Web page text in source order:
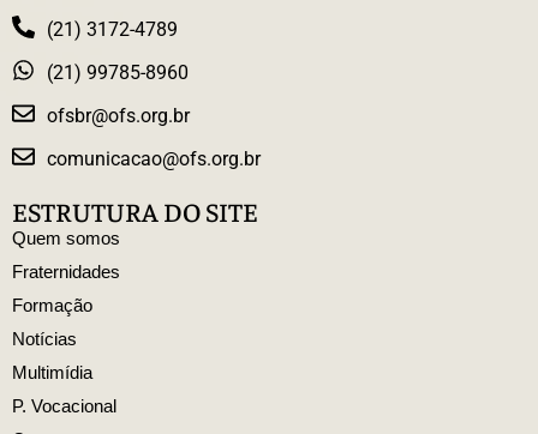
(21) 3172-4789
(21) 99785-8960
ofsbr@ofs.org.br
comunicacao@ofs.org.br
ESTRUTURA DO SITE
Quem somos
Fraternidades
Formação
Notícias
Multimídia
P. Vocacional